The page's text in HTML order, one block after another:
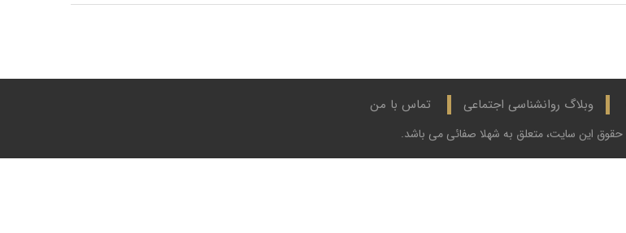
وبلاگ روانشناسی اجتماعی تماس با من